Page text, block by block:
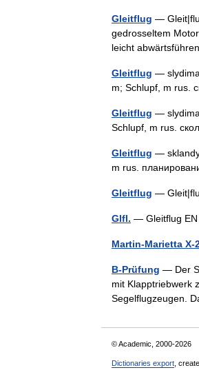
Gleitflug —
gedrosseltem
leicht
Gleitflug —
m; Schlupf, m rus.
Gleitflug —
Schlupf, m rus.
Gleitflug —
m rus.
Gleitflug —
Glfl. — Gleitflug
Martin-Marietta X-
B-Prüfung — Der
mit Klapptriebwerk
Segelflugzeugen.
© Academic, 2000-2026
Dictionaries export ,